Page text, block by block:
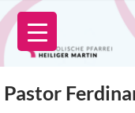
Zum
Inhalt
springen
Pastor